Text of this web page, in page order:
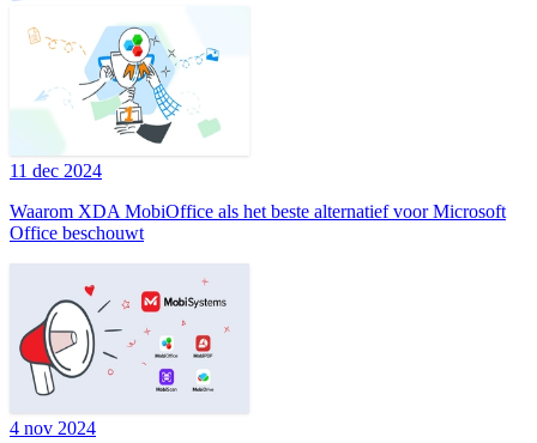
11 dec 2024
Waarom XDA MobiOffice als het beste alternatief voor Microsoft
Office beschouwt
4 nov 2024